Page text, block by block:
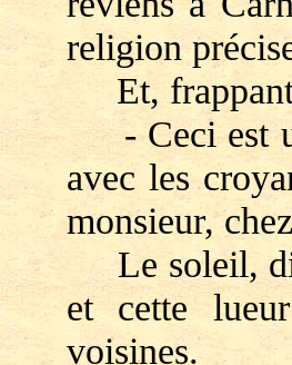
religion
Et, frappant
- Ceci est
avec les
monsieur,
Le soleil,
et cette
voisines.